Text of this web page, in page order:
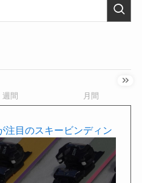
週間 月間
注目のスキービンディン